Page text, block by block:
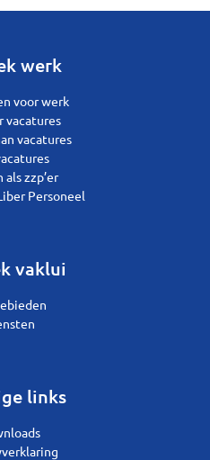
werk
voor werk
vacatures
vacatures
als zzp’er
Personeel
vaklui
links